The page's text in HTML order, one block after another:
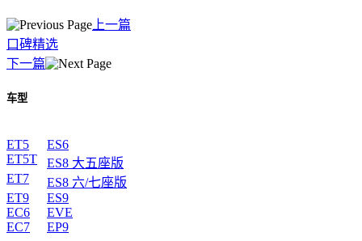
上一篇
口碑精选
下一篇
车型
ET5
ET5T
ET7
ET9
EC6
EC7
ES6
ES8 大五座版
ES8 六/七座版
ES9
EVE
EP9